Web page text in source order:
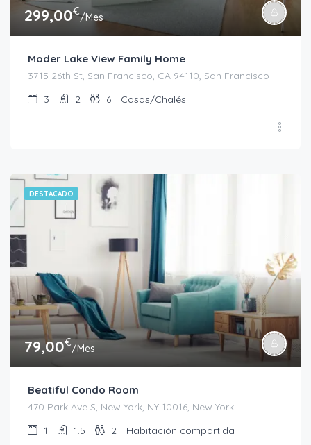
299,00€/Mes
Moder Lake View Family Home
3715 26th St, San Francisco, CA 94110, San Francisco
3
2 6 Casas/Chalés
DESTACADO
79,00€/Mes
Beatiful Condo Room
470 Park Ave S, New York, NY 10016, New York
1
1.5 2 Habitación compartida